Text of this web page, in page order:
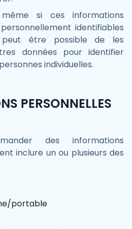
si ces informations
identifiables
être possible de les
données pour identifier
individuelles.
PERSONNELLES
des informations
inclure un ou plusieurs des
portable